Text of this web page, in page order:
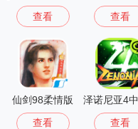
查看 查看
仙剑98柔情版
查看 查看